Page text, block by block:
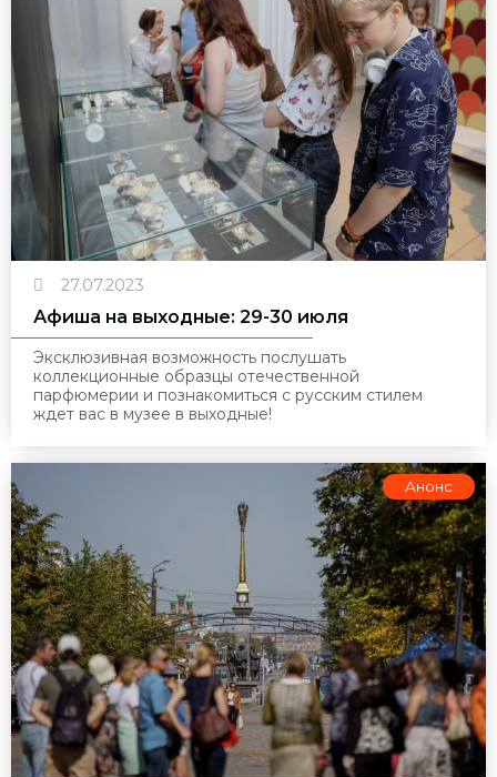
27.07.2023
Афиша на выходные: 29-30 июля
Эксклюзивная возможность послушать
коллекционные образцы отечественной
парфюмерии и познакомиться с русским стилем
ждет вас в музее в выходные!
Анонс